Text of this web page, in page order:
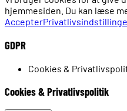
hjemmesiden. Du kan læse
Accepter
GDPR
Cookies &
Cookies & Privatlivspolitik